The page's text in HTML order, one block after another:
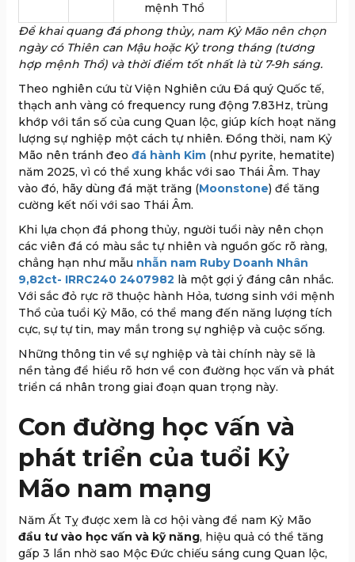
mệnh Thổ
Để khai quang đá phong thủy, nam Kỷ Mão nên chọn
ngày có Thiên can Mậu hoặc Kỷ trong tháng (tương
hợp mệnh Thổ) và thời điểm tốt nhất là từ 7-9h sáng.
Theo nghiên cứu từ Viện Nghiên cứu Đá quý Quốc tế,
thạch anh vàng có frequency rung động 7.83Hz, trùng
khớp với tần số của cung Quan lộc, giúp kích hoạt năng
lượng sự nghiệp một cách tự nhiên. Đồng thời, nam Kỷ
Mão nên tránh đeo đá hành Kim (như pyrite, hematite)
năm 2025, vì có thể xung khắc với sao Thái Âm. Thay
vào đó, hãy dùng đá mặt trăng (Moonstone) để tăng
cường kết nối với sao Thái Âm.
Khi lựa chọn đá phong thủy, người tuổi này nên chọn
các viên đá có màu sắc tự nhiên và nguồn gốc rõ ràng,
chẳng hạn như mẫu nhẫn nam Ruby Doanh Nhân
9,82ct- IRRC240 2407982 là một gợi ý đáng cân nhắc.
Với sắc đỏ rực rỡ thuộc hành Hỏa, tương sinh với mệnh
Thổ của tuổi Kỷ Mão, có thể mang đến năng lượng tích
cực, sự tự tin, may mắn trong sự nghiệp và cuộc sống.
Những thông tin về sự nghiệp và tài chính này sẽ là
nền tảng để hiểu rõ hơn về con đường học vấn và phát
triển cá nhân trong giai đoạn quan trọng này.
Con đường học vấn và
phát triển của tuổi Kỷ
Mão nam mạng
Năm Ất Tỵ được xem là cơ hội vàng để nam Kỷ Mão
đầu tư vào học vấn và kỹ năng, hiệu quả có thể tăng
gấp 3 lần nhờ sao Mộc Đức chiếu sáng cung Quan lộc,